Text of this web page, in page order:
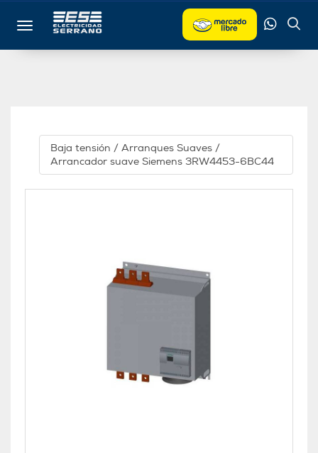
Toggle navigation
Baja tensión / Arranques Suaves /
Arrancador suave Siemens 3RW4453-6BC44